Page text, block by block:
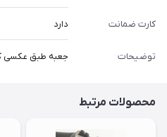
کارت ضمانت دارد
توضیحات جعبه طبق عکسی
محصولات مرتبط